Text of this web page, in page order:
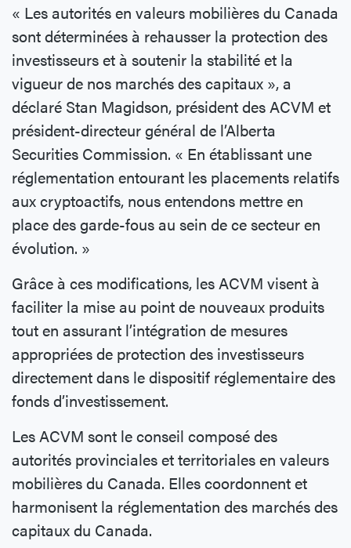
« Les autorités en valeurs mobilières du Canada
sont déterminées à rehausser la protection des
investisseurs et à soutenir la stabilité et la
vigueur de nos marchés des capitaux », a
déclaré Stan Magidson, président des ACVM et
président-directeur général de l’Alberta
Securities Commission. « En établissant une
réglementation entourant les placements relatifs
aux cryptoactifs, nous entendons mettre en
place des garde-fous au sein de ce secteur en
évolution. »
Grâce à ces modifications, les ACVM visent à
faciliter la mise au point de nouveaux produits
tout en assurant l’intégration de mesures
appropriées de protection des investisseurs
directement dans le dispositif réglementaire des
fonds d’investissement.
Les ACVM sont le conseil composé des
autorités provinciales et territoriales en valeurs
mobilières du Canada. Elles coordonnent et
harmonisent la réglementation des marchés des
capitaux du Canada.